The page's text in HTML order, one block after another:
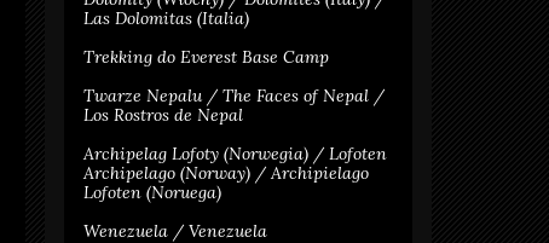
Las Dolomitas (Italia)
Trekking do Everest Base Camp
Twarze Nepalu / The Faces of Nepal /
Los Rostros de Nepal
Archipelag Lofoty (Norwegia) / Lofoten
Archipelago (Norway) / Archipielago
Lofoten (Noruega)
Wenezuela / Venezuela